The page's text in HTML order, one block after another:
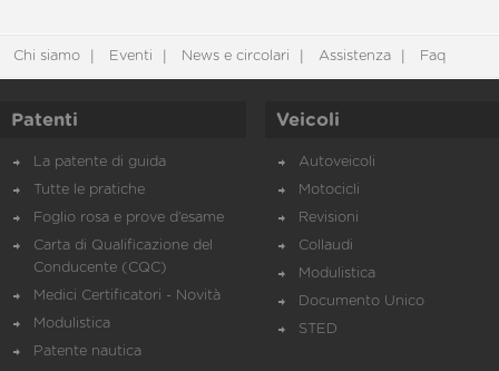
Chi siamo Eventi News e circolari Assistenza Faq
Patenti
La patente di guida
Tutte le pratiche
Foglio rosa e prove d’esame
Carta di Qualificazione del
Conducente (CQC)
Medici Certificatori - Novità
Modulistica
Patente nautica
Veicoli
Autoveicoli
Motocicli
Revisioni
Collaudi
Modulistica
Documento Unico
STED